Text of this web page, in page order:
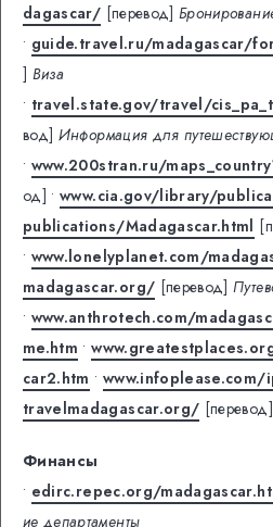
dagascar/ [перевод]
• guide.travel.ru/madagascar/
] Виза
• travel.state.gov/travel/
вод] Информация для
• www.200stran.ru/
од] •www.cia.gov/library/
publications/Madagascar.html
• www.lonelyplanet.com/
madagascar.org/ [перевод]
• www.anthrotech.com/
me.htm •
car2.htm •
travelmadagascar.org/ [перевод]
Финансы
• edirc.repec.org/
ие департаменты